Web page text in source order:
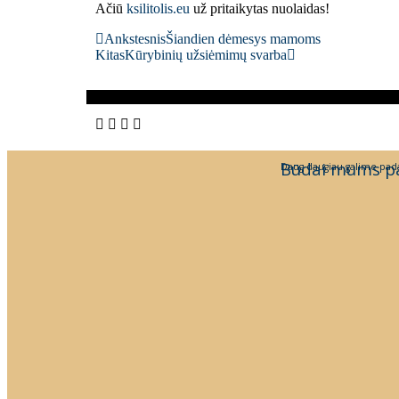
Ačiū ksilitolis.eu už pritaikytas nuolaidas!
AnkstesnisŠiandien dėmesys mamoms
KitasKūrybinių užsiėmimų svarba
Būdai mums
Daug daugiau galime